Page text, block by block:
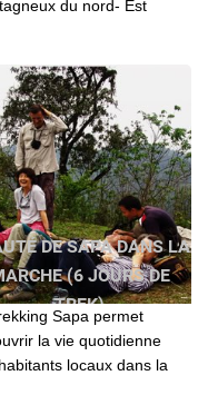
du nord- Est
DE SAPA DANS LA
(6 JOURS DE
TREK)
Sapa permet
la vie quotidienne
locaux dans la